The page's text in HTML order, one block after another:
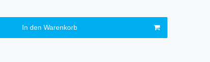
In den Warenkorb